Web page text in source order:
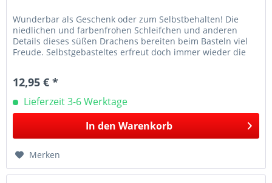
Wunderbar als Geschenk oder zum Selbstbehalten! Die
niedlichen und farbenfrohen Schleifchen und anderen
Details dieses süßen Drachens bereiten beim Basteln viel
Freude. Selbstgebasteltes erfreut doch immer wieder die
12,95 € *
Lieferzeit 3-6 Werktage
In den Warenkorb
Merken